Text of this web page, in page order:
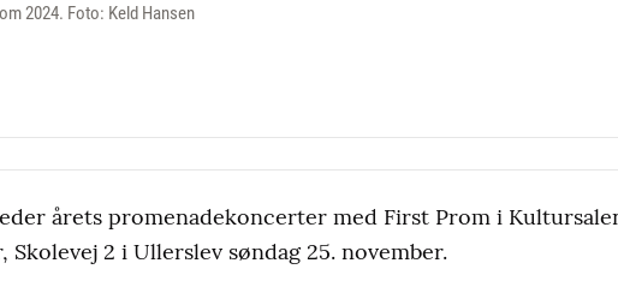
2024. Foto: Keld Hansen
årets promenadekoncerter med First Prom i
2 i Ullerslev søndag 25. november.